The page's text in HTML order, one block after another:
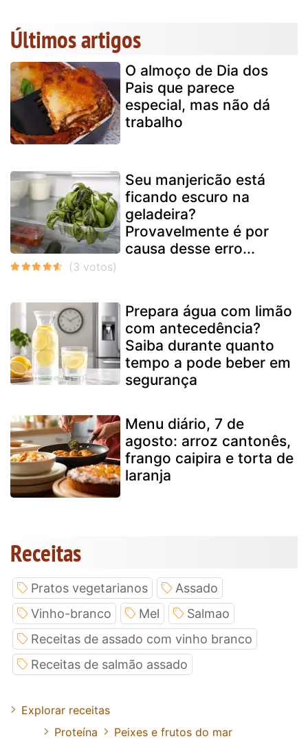
Últimos artigos
O almoço de Dia dos
Pais que parece
especial, mas não dá
trabalho
Seu manjericão está
ficando escuro na
geladeira?
Provavelmente é por
causa desse erro...
Prepara água com limão
com antecedência?
Saiba durante quanto
tempo a pode beber em
segurança
Menu diário, 7 de
agosto: arroz cantonês,
frango caipira e torta de
laranja
Receitas
Pratos vegetarianos
Assado
Vinho-branco
Mel
Salmao
Receitas de assado com vinho branco
Receitas de salmão assado
Explorar receitas
Proteína
Peixes e frutos do mar